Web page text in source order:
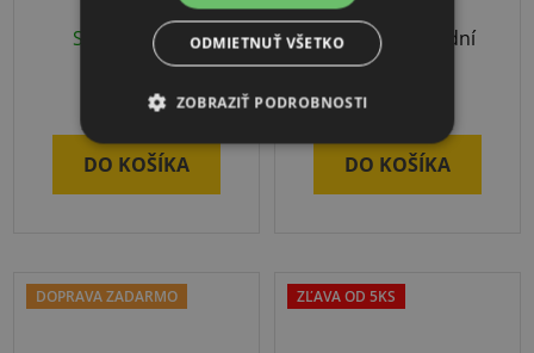
Skladom(1 ks)
€513
DO KOŠÍKA
Odoslanie 3-7 dní
€18,35
DO KOŠÍKA
DOPRAVA ZADARMO ZĽAVA OD 5KS
ODMIETNUŤ VŠETKO
ZOBRAZIŤ PODROBNOSTI